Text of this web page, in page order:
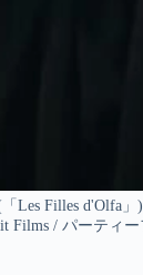
Les Filles d'Olfa
Films / パーティ